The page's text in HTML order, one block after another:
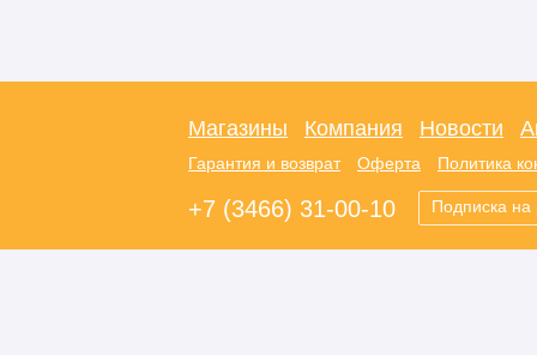
Магазины Компания Новости
Гарантия и возврат Оферта Политика
+7 (3466) 31-00-10 Подписка на